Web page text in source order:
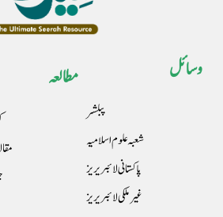
وسائل
پبلشر
شعبہ علوم اسلامیہ
پاکستانی لائبریریز
غیرملکی لائبریریز
مطالعہ